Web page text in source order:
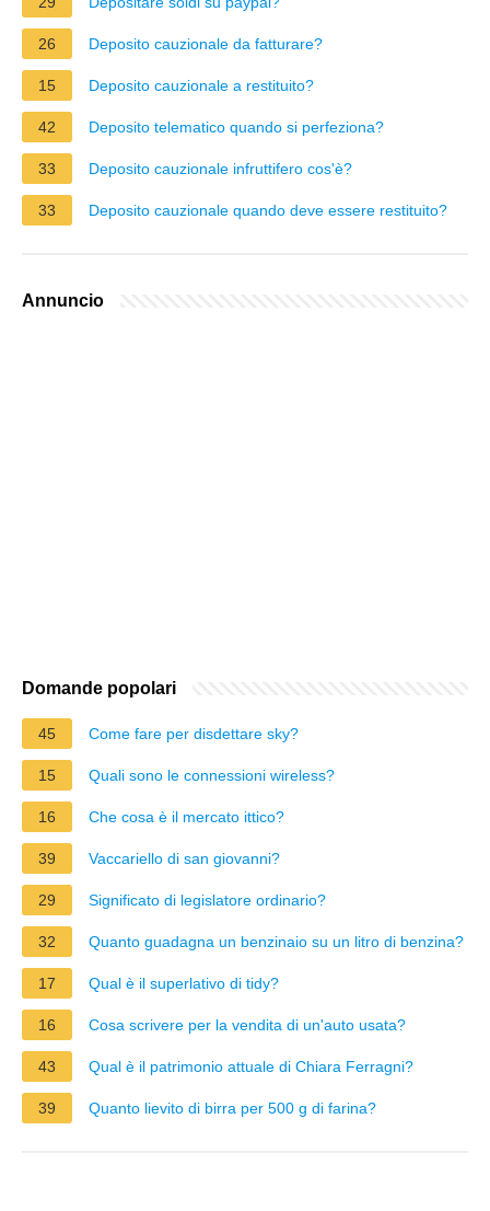
26 Deposito cauzionale da fatturare?
15 Deposito cauzionale a restituito?
42 Deposito telematico quando si perfeziona?
33 Deposito cauzionale infruttifero cos'è?
33 Deposito cauzionale quando deve essere restituito?
Annuncio
Domande popolari
45 Come fare per disdettare sky?
15 Quali sono le connessioni wireless?
16 Che cosa è il mercato ittico?
39 Vaccariello di san giovanni?
29 Significato di legislatore ordinario?
32 Quanto guadagna un benzinaio su un litro di benzina?
17 Qual è il superlativo di tidy?
16 Cosa scrivere per la vendita di un'auto usata?
43 Qual è il patrimonio attuale di Chiara Ferragni?
39 Quanto lievito di birra per 500 g di farina?